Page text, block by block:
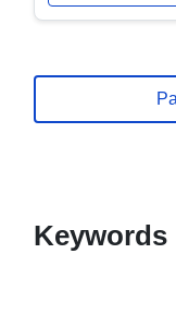
Keywords